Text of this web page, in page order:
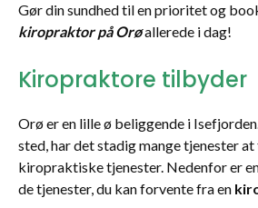
Gør din sundhed til en prioritet og
kiropraktor på Orøallerede i dag!
Kiropraktore tilbyder
Orø er en lille ø beliggende i
sted, har det stadig mange tjenester
kiropraktiske tjenester. Nedenfor er
de tjenester, du kan forvente fra en